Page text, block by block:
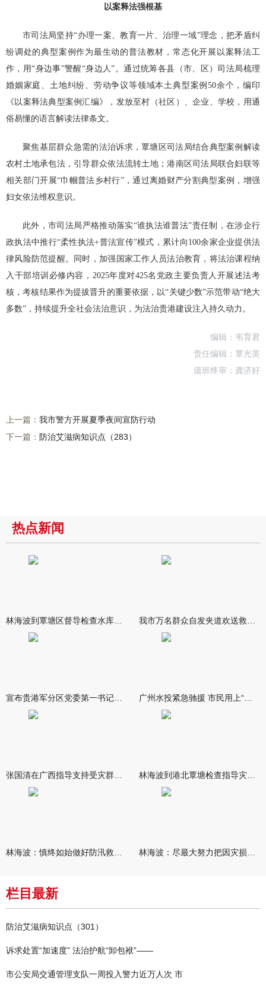
以案释法强根基
市司法局坚持“办理一案、教育一片、治理一域”理念，把矛盾纠
纷调处的典型案例作为最生动的普法教材，常态化开展以案释法工
作，用“身边事”警醒“身边人”。通过统筹各县（市、区）司法局梳理
婚姻家庭、土地纠纷、劳动争议等领域本土典型案例50余个，编印
《以案释法典型案例汇编》，发放至村（社区）、企业、学校，用通
俗易懂的语言解读法律条文。
聚焦基层群众急需的法治诉求，覃塘区司法局结合典型案例解读
农村土地承包法，引导群众依法流转土地；港南区司法局联合妇联等
相关部门开展“巾帼普法乡村行”，通过离婚财产分割典型案例，增强
妇女依法维权意识。
此外，市司法局严格推动落实“谁执法谁普法”责任制，在涉企行
政执法中推行“柔性执法+普法宣传”模式，累计向100余家企业提供法
律风险防范提醒。同时，加强国家工作人员法治教育，将法治课程纳
入干部培训必修内容，2025年度对425名党政主要负责人开展述法考
核，考核结果作为提拔晋升的重要依据，以“关键少数”示范带动“绝大
多数”，持续提升全社会法治意识，为法治贵港建设注入持久动力。
编辑：韦育君
责任编辑：覃光英
值班终审：龚济好
上一篇： 我市警方开展夏季夜间宣防行动
下一篇： 防治艾滋病知识点（283）
热点新闻
栏目最新
防治艾滋病知识点（301）
诉求处置“加速度” 法治护航“卸包袱”——
市公安局交通管理支队一周投入警力近万人次 市